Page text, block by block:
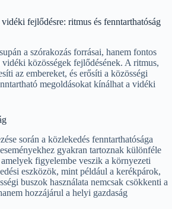
fejlődésre: ritmus és fenntarthatóság
a szórakozás forrásai, hanem fontos
közösségek fejlődésének. A ritmus,
az embereket, és erősíti a közösségi
megoldásokat kínálhat a vidéki
során a közlekedés fenntarthatósága
gyakran tartoznak különféle
figyelembe veszik a környezeti
eszközök, mint például a kerékpárok,
buszok használata nemcsak csökkenti a
hozzájárul a helyi gazdaság